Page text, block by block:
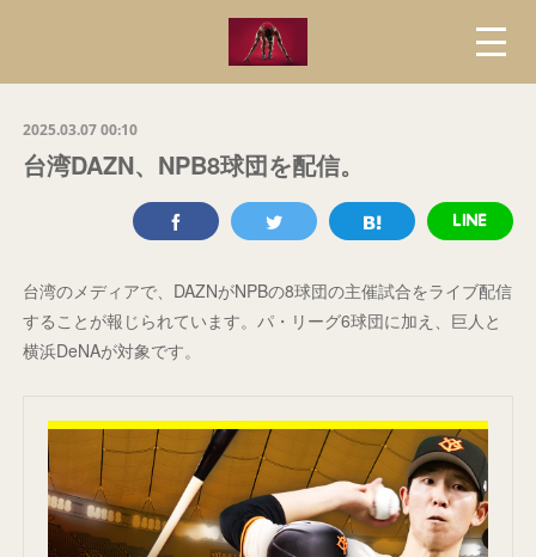
2025.03.07 00:10
台湾DAZN、NPB8球団を配信。
台湾のメディアで、DAZNがNPBの8球団の主催試合をライブ配信
することが報じられています。パ・リーグ6球団に加え、巨人と
横浜DeNAが対象です。